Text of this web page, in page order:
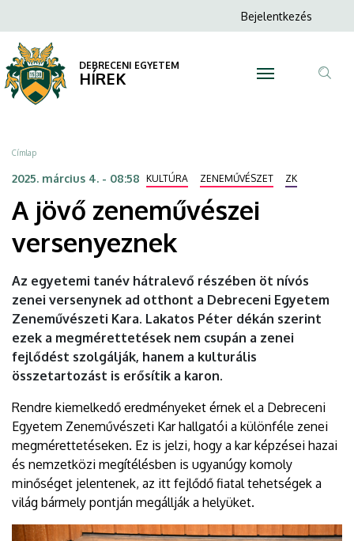
jövő
zeneművészei
versenyeznek
DEBRECENI
EGYETEM
a
tartalomra
Anonim
menüje
Bejelentkezés
DEBRECENI EGYETEM
HÍREK
Morzsa
Címlap
2025. március 4. - 08:58 KULTÚRA ZENEMŰVÉSZET ZK
A jövő zeneművészei
versenyeznek
Az egyetemi tanév hátralevő részében öt nívós
zenei versenynek ad otthont a Debreceni Egyetem
Zeneművészeti Kara. Lakatos Péter dékán szerint
ezek a megmérettetések nem csupán a zenei
fejlődést szolgálják, hanem a kulturális
összetartozást is erősítik a karon.
Rendre kiemelkedő eredményeket érnek el a Debreceni
Egyetem Zeneművészeti Kar hallgatói a különféle zenei
megmérettetéseken. Ez is jelzi, hogy a kar képzései hazai
és nemzetközi megítélésben is ugyanúgy komoly
minőséget jelentenek, az itt fejlődő fiatal tehetségek a
világ bármely pontján megállják a helyüket.